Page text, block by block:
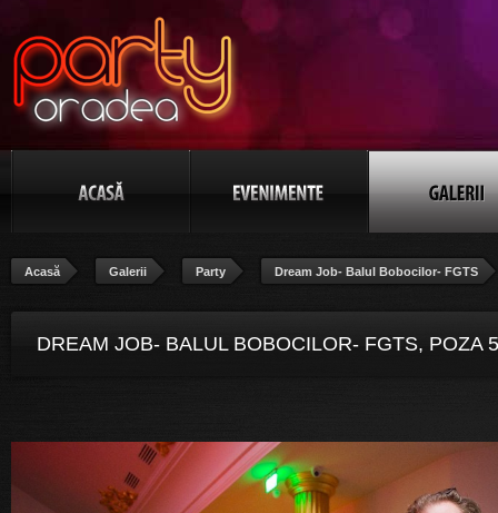
Acasă Galerii Party Dream Job- Balul Bobocilor- FGTS
DREAM JOB- BALUL BOBOCILOR- FGTS, POZA